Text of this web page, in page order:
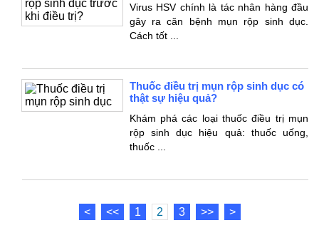
Virus HSV chính là tác nhân hàng đầu
gây ra căn bệnh mụn rộp sinh dục.
Cách tốt ...
Thuốc điều trị mụn rộp sinh dục có
thật sự hiệu quả?
Khám phá các loại thuốc điều trị mụn
rộp sinh dục hiệu quả: thuốc uống,
thuốc ...
< << 1 2 3 >> >